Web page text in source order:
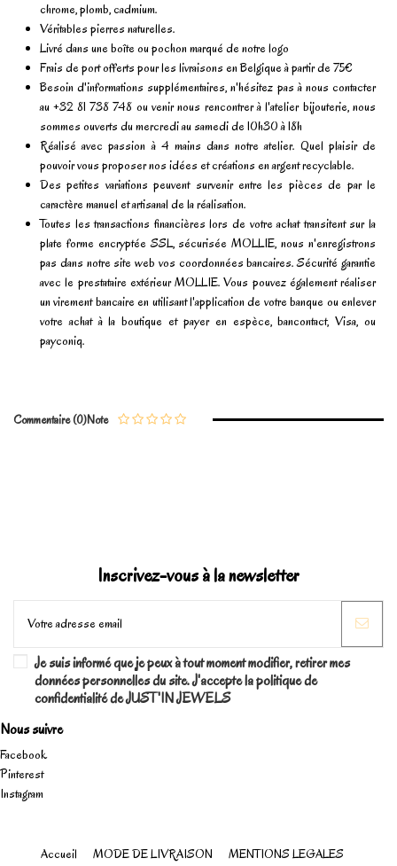
chrome, plomb, cadmium.
Véritables pierres naturelles.
Livré dans une boîte ou pochon marqué de notre logo
Frais de port offerts pour les livraisons en Belgique à partir de 75€
Besoin d'informations supplémentaires, n'hésitez pas à nous contacter
au +32 81 738 748 ou venir nous rencontrer à l'atelier bijouterie, nous
sommes ouverts du mercredi au samedi de 10h30 à 18h
Réalisé avec passion à 4 mains dans notre atelier. Quel plaisir de
pouvoir vous proposer nos idées et créations en argent recyclable.
Des petites variations peuvent survenir entre les pièces de par le
caractère manuel et artisanal de la réalisation.
Toutes les transactions financières lors de votre achat transitent sur la
plate forme encryptée SSL, sécurisée MOLLIE, nous n'enregistrons
pas dans notre site web vos coordonnées bancaires. Sécurité garantie
avec le prestataire extérieur MOLLIE. Vous pouvez également réaliser
un virement bancaire en utilisant l'application de votre banque ou enlever
votre achat à la boutique et payer en espèce, bancontact, Visa, ou
payconiq.
Marque
Note
Commentaire (0)
Inscrivez-vous à la newsletter
Je suis informé que je peux à tout moment modifier, retirer mes
données personnelles du site. J'accepte la politique de
confidentialité de JUST'IN JEWELS
Nous suivre
Facebook
Pinterest
Instagram
Accueil MODE DE LIVRAISON
MENTIONS LEGALES